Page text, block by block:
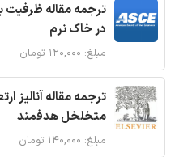
ترجمه مقاله ظرفیت
در خاک نرم
مبلغ: ۱۲۰,۰۰۰ تومان
ترجمه مقاله آنالیز
متخلخل هدفمند
مبلغ: ۱۴۰,۰۰۰ تومان